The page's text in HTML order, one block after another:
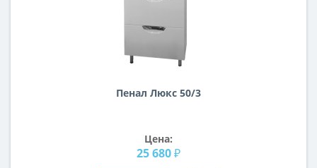
Пенал Люкс 50/3
Цена:
25 680 ₽